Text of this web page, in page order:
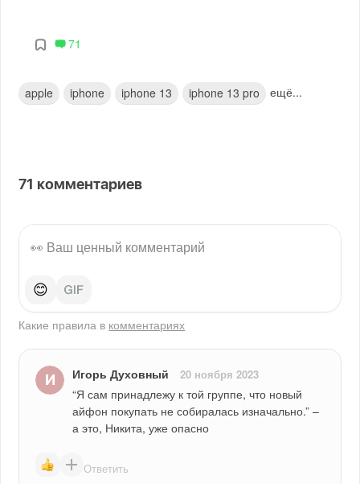
71
apple iphone iphone 13 iphone 13 pro ещё...
71 комментариев
😊
Какие правила в комментариях
Игорь Духовный 20 ноября 2023
“Я сам принадлежу к той группе, что новый
айфон покупать не собиралась изначально.” –
а это, Никита, уже опасно
Ответить